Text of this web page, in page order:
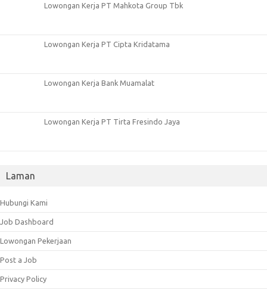
Lowongan Kerja PT Mahkota Group Tbk
Lowongan Kerja PT Cipta Kridatama
Lowongan Kerja Bank Muamalat
Lowongan Kerja PT Tirta Fresindo Jaya
Laman
Hubungi Kami
Job Dashboard
Lowongan Pekerjaan
Post a Job
Privacy Policy